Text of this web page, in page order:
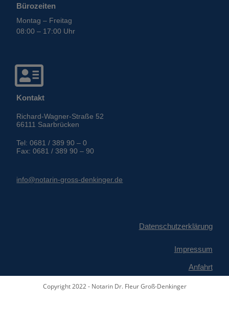
Bürozeiten
Montag – Freitag
08:00 – 17:00 Uhr
Kontakt
Richard-Wagner-Straße 52
66111 Saarbrücken
Tel: 0681 / 389 90 – 0
Fax: 0681 / 389 90 – 90
info@notarin-gross-denkinger.de
Datenschutzerklärung
Impressum
Anfahrt
Copyright 2022 - Notarin Dr. Fleur Groß-Denkinger